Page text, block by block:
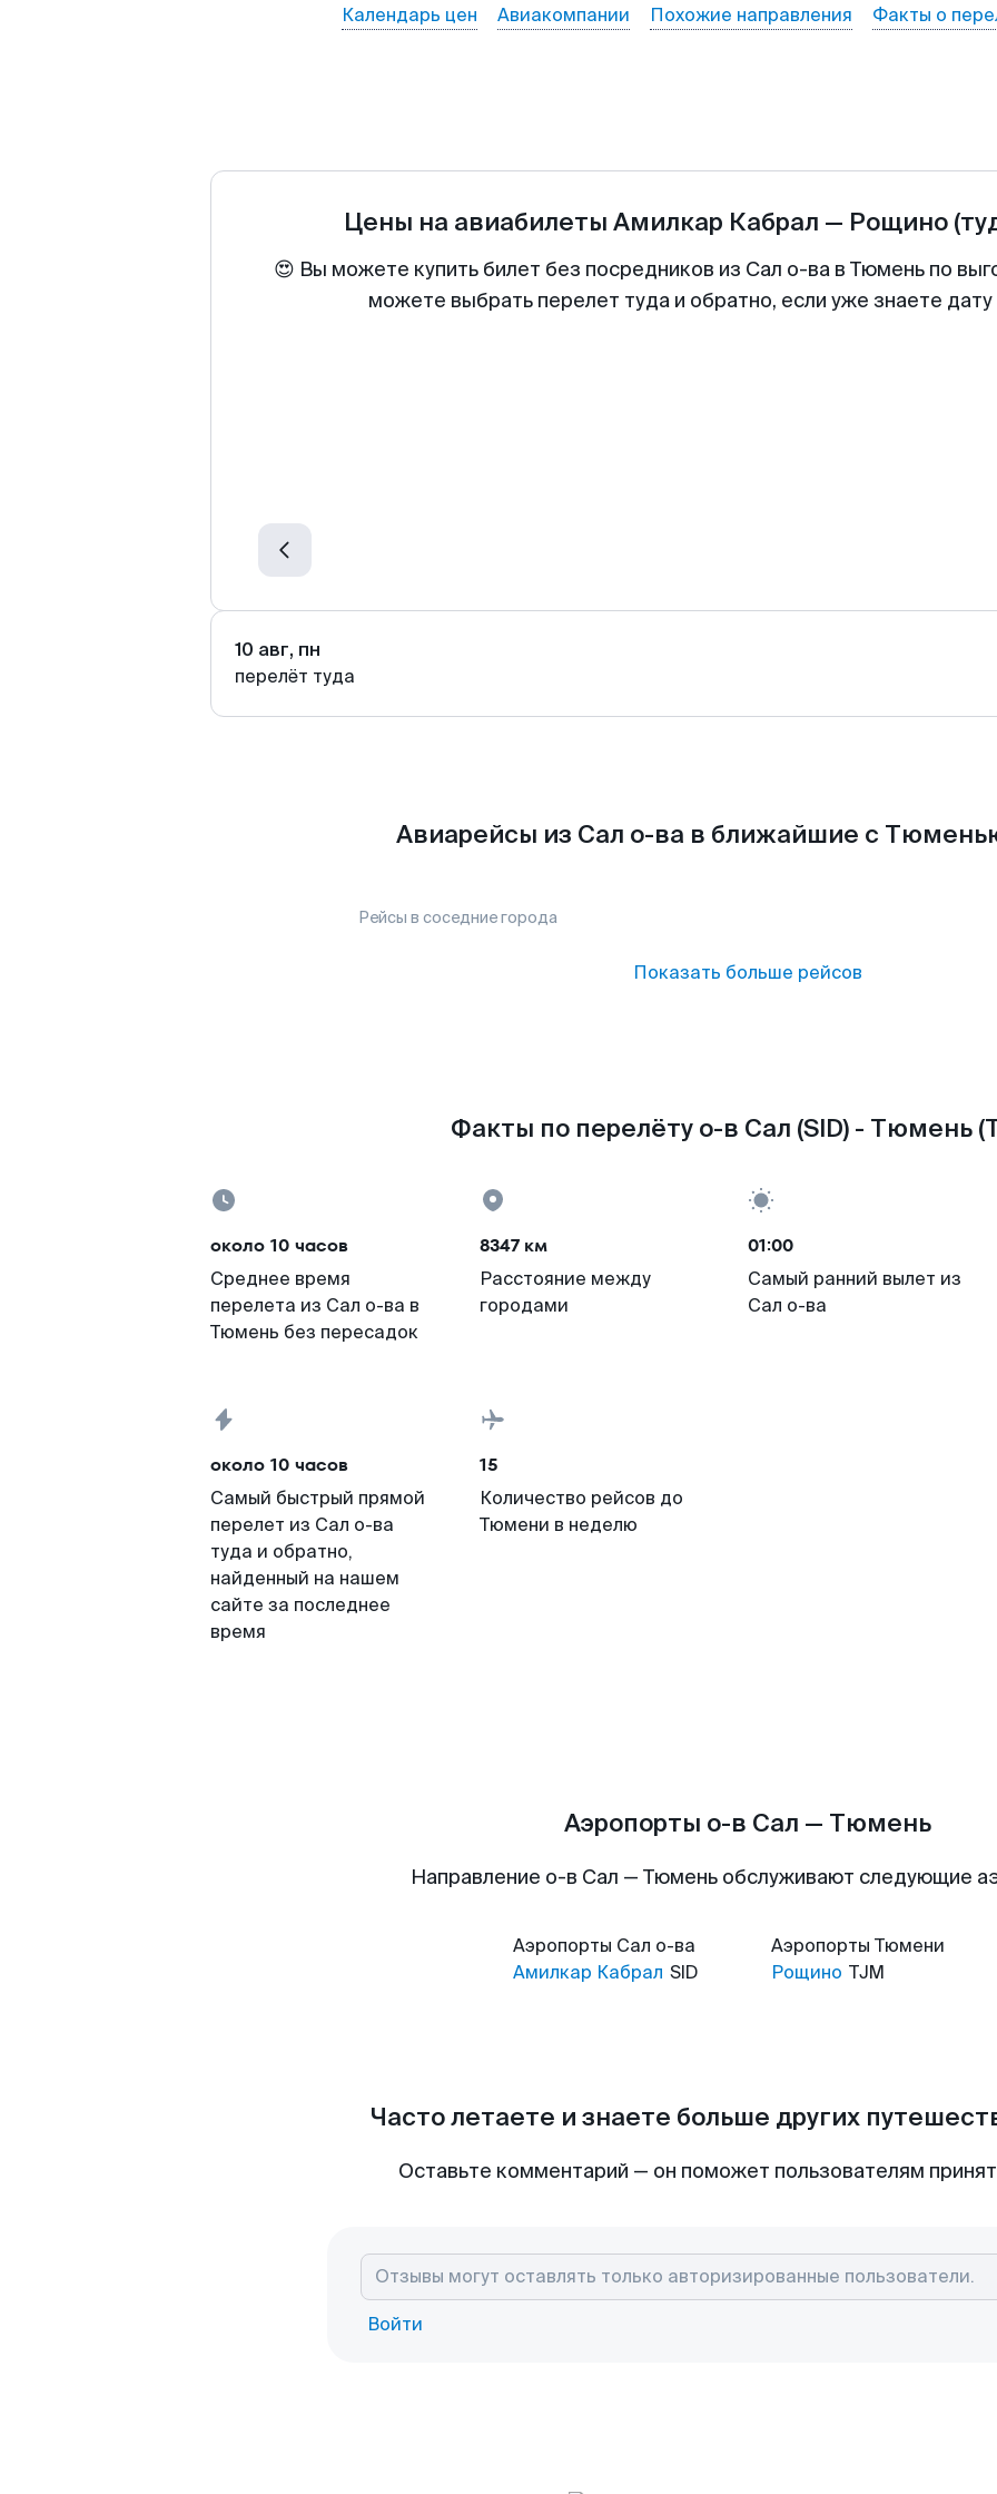
Календарь цен Авиакомпании Похожие направления Факты о
Цены на авиабилеты Амилкар Кабрал — Рощино
😍 Вы можете купить билет без посредников из Сал о-ва в Тюмень по
можете выбрать перелет туда и обратно, если уже знаете
10 авг, пн
перелёт туда
Авиарейсы из Сал о-ва в ближайшие с
Рейсы в соседние города
Показать больше рейсов
Факты по перелёту о-в Сал (SID) - Тюмень
около 10 часов
Среднее время
перелета из Сал о-ва в
Тюмень без пересадок
8347 км
Расстояние между
городами
01:00
Самый ранний вылет из
Сал о-ва
около 10 часов
Самый быстрый прямой
перелет из Сал о-ва
туда и обратно,
найденный на нашем
сайте за последнее
время
15
Количество рейсов до
Тюмени в неделю
Аэропорты о-в Сал — Тюмень
Направление о-в Сал — Тюмень обслуживают следующие
Аэропорты Сал о-ва
Амилкар Кабрал SID
Аэропорты Тюмени
Рощино TJM
Часто летаете и знаете больше других
Оставьте комментарий — он поможет пользователям
Войти